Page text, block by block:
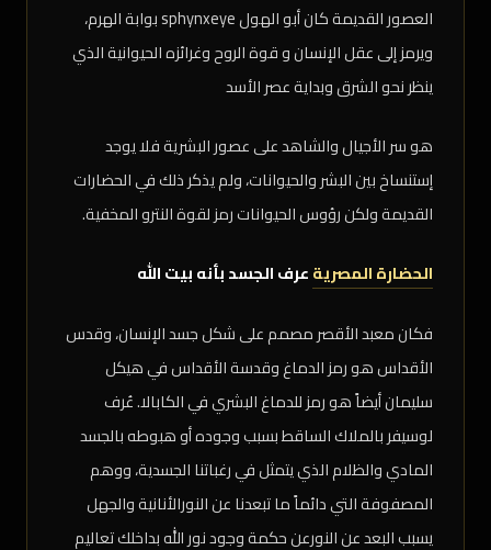
العصور القديمة كان أبو الهول sphynxeye بوابة الهرم،
ويرمز إلى عقل الإنسان و قوة الروح وغرائزه الحيوانية الذي
ينظر نحو الشرق وبداية عصر الأسد
هو سر الأجيال والشاهد على عصور البشرية فلا يوجد
إستنساخ بين البشر والحيوانات، ولم يذكر ذلك في الحضارات
القديمة ولكن رؤوس الحيوانات رمز لقوة النترو المخفية.
الحضارة المصريةعرف الجسد بأنه بيت الله
فكان معبد الأقصر مصمم على شكل جسد الإنسان، وقدس
الأقداس هو رمز الدماغ وقدسة الأقداس في هيكل
سليمان أيضاً هو رمز للدماغ البشري في الكابالا. عُرف
لوسيفر بالملاك الساقط بسبب وجوده أو هبوطه بالجسد
المادي والظلام الذي يتمثل في رغباتنا الجسدية، ووهم
المصفوفة التي دائماً ما تبعدنا عن النورالأنانية والجهل
يسبب البعد عن النورعن حكمة وجود نور الله بداخلك تعاليم